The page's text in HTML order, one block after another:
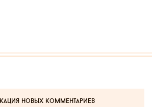
новых комментариев